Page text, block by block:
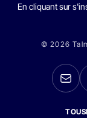
En cliquant sur
© 2026